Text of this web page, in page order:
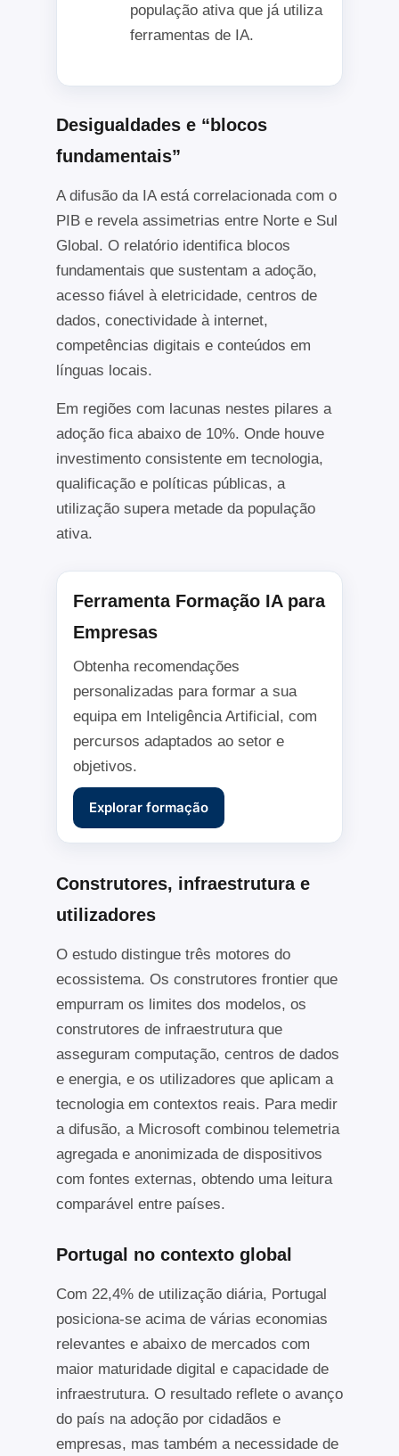
população ativa que já utiliza
ferramentas de IA.
Desigualdades e “blocos
fundamentais”
A difusão da IA está correlacionada com o
PIB e revela assimetrias entre Norte e Sul
Global. O relatório identifica blocos
fundamentais que sustentam a adoção,
acesso fiável à eletricidade, centros de
dados, conectividade à internet,
competências digitais e conteúdos em
línguas locais.
Em regiões com lacunas nestes pilares a
adoção fica abaixo de 10%. Onde houve
investimento consistente em tecnologia,
qualificação e políticas públicas, a
utilização supera metade da população
ativa.
Ferramenta Formação IA para
Empresas
Obtenha recomendações
personalizadas para formar a sua
equipa em Inteligência Artificial, com
percursos adaptados ao setor e
objetivos.
Explorar formação
Construtores, infraestrutura e
utilizadores
O estudo distingue três motores do
ecossistema. Os construtores frontier que
empurram os limites dos modelos, os
construtores de infraestrutura que
asseguram computação, centros de dados
e energia, e os utilizadores que aplicam a
tecnologia em contextos reais. Para medir
a difusão, a Microsoft combinou telemetria
agregada e anonimizada de dispositivos
com fontes externas, obtendo uma leitura
comparável entre países.
Portugal no contexto global
Com 22,4% de utilização diária, Portugal
posiciona-se acima de várias economias
relevantes e abaixo de mercados com
maior maturidade digital e capacidade de
infraestrutura. O resultado reflete o avanço
do país na adoção por cidadãos e
empresas, mas também a necessidade de